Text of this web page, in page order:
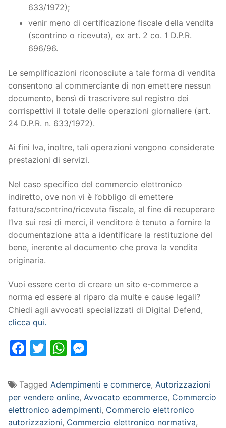
633/1972);
venir meno di certificazione fiscale della vendita
(scontrino o ricevuta), ex art. 2 co. 1 D.P.R.
696/96.
Le semplificazioni riconosciute a tale forma di vendita
consentono al commerciante di non emettere nessun
documento, bensì di trascrivere sul registro dei
corrispettivi il totale delle operazioni giornaliere (art.
24 D.P.R. n. 633/1972).
Ai fini Iva, inoltre, tali operazioni vengono considerate
prestazioni di servizi.
Nel caso specifico del commercio elettronico
indiretto, ove non vi è l’obbligo di emettere
fattura/scontrino/ricevuta fiscale, al fine di recuperare
l’Iva sui resi di merci, il venditore è tenuto a fornire la
documentazione atta a identificare la restituzione del
bene, inerente al documento che prova la vendita
originaria.
Vuoi essere certo di creare un sito e-commerce a
norma ed essere al riparo da multe e cause legali?
Chiedi agli avvocati specializzati di Digital Defend,
clicca qui.
Facebook
TwitterWhatsApp
Tagged Adempimenti e commerce, Autorizzazioni
per vendere online, Avvocato ecommerce, Commercio
elettronico adempimenti, Commercio elettronico
autorizzazioni, Commercio elettronico normativa,